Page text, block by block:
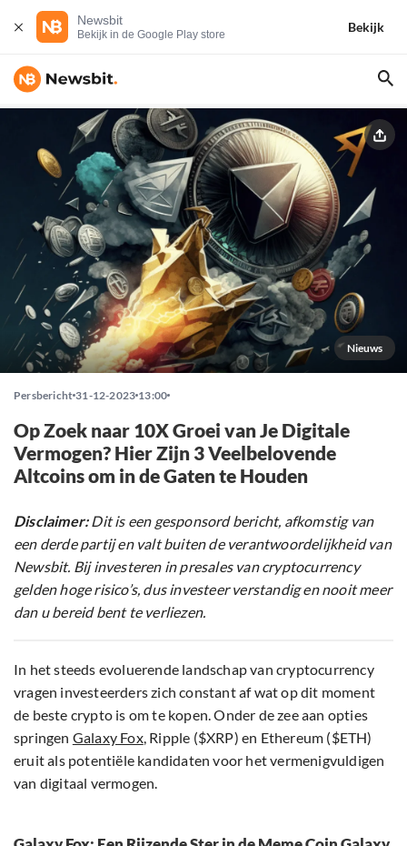
Newsbit
Bekijk in de Google Play store
Bekijk
Nieuws
Persbericht 31-12-2023 13:00
Op Zoek naar 10X Groei van Je Digitale
Vermogen? Hier Zijn 3 Veelbelovende
Altcoins om in de Gaten te Houden
Disclaimer:Dit is een gesponsord bericht, afkomstig van
een derde partij en valt buiten de verantwoordelijkheid van
Newsbit. Bij investeren in presales van cryptocurrency
gelden hoge risico’s, dus investeer verstandig en nooit meer
dan u bereid bent te verliezen.
In het steeds evoluerende landschap van cryptocurrency
vragen investeerders zich constant af wat op dit moment
de beste crypto is om te kopen. Onder de zee aan opties
springen Galaxy Fox, Ripple ($XRP) en Ethereum ($ETH)
eruit als potentiële kandidaten voor het vermenigvuldigen
van digitaal vermogen.